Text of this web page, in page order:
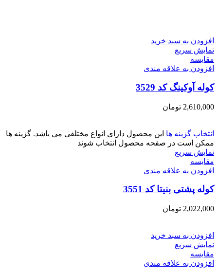
افزودن به سبد خرید
نمایش سریع
مقايسه
افزودن به علاقه مندی
کوله آوکینگ کد 3529
2,610,000 تومان
انتخاب گزینه ها این محصول دارای انواع مختلفی می باشد. گزینه ها
ممکن است در صفحه محصول انتخاب شوند
نمایش سریع
مقايسه
افزودن به علاقه مندی
کوله پشتی بنیتا کد 3551
2,022,000 تومان
افزودن به سبد خرید
نمایش سریع
مقايسه
افزودن به علاقه مندی